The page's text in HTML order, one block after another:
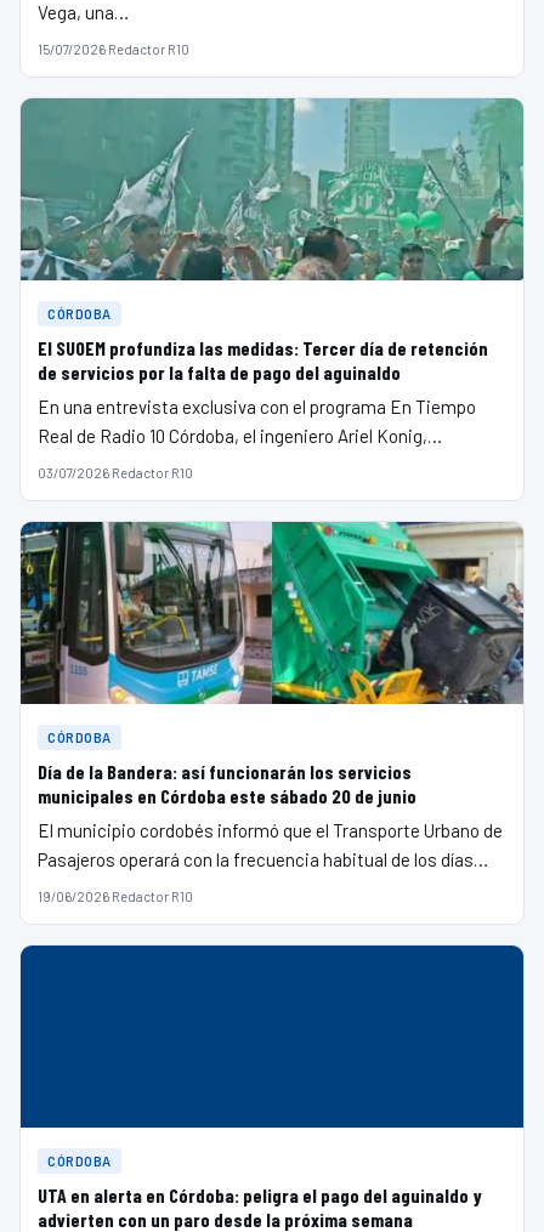
Vega, una…
15/07/2026·Redactor R10
CÓRDOBA
El SUOEM profundiza las medidas: Tercer día de retención
de servicios por la falta de pago del aguinaldo
En una entrevista exclusiva con el programa En Tiempo
Real de Radio 10 Córdoba, el ingeniero Ariel Konig,…
03/07/2026·Redactor R10
CÓRDOBA
Día de la Bandera: así funcionarán los servicios
municipales en Córdoba este sábado 20 de junio
El municipio cordobés informó que el Transporte Urbano de
Pasajeros operará con la frecuencia habitual de los días…
19/06/2026·Redactor R10
CÓRDOBA
UTA en alerta en Córdoba: peligra el pago del aguinaldo y
advierten con un paro desde la próxima semana